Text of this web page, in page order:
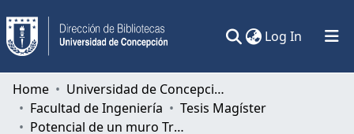
Log In (current)
Communities & Collections
All of DSpace
Home
Universidad de Concepción
Facultad de Ingeniería
Tesis Magíster
Potencial de un muro Trombe como método de calefacción pasiva y reductor de emisiones de MP 2,5 para viviendas sociales en localidades de Chile